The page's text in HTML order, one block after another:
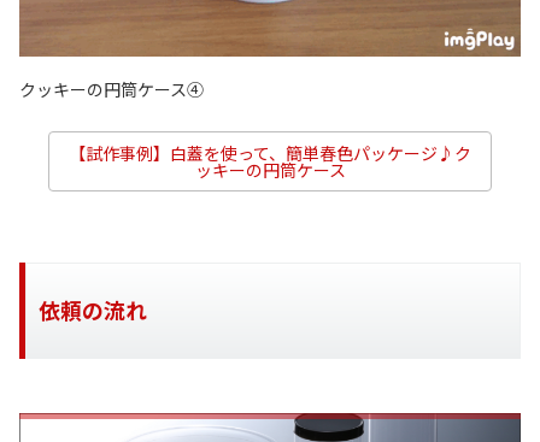
クッキーの円筒ケース④
【試作事例】白蓋を使って、簡単春色パッケージ♪ク
ッキーの円筒ケース
依頼の流れ